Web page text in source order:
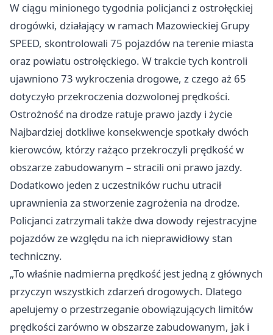
W ciągu minionego tygodnia policjanci z ostrołęckiej
drogówki, działający w ramach Mazowieckiej Grupy
SPEED, skontrolowali 75 pojazdów na terenie miasta
oraz powiatu ostrołęckiego. W trakcie tych kontroli
ujawniono 73 wykroczenia drogowe, z czego aż 65
dotyczyło przekroczenia dozwolonej prędkości.
Ostrożność na drodze ratuje prawo jazdy i życie
Najbardziej dotkliwe konsekwencje spotkały dwóch
kierowców, którzy rażąco przekroczyli prędkość w
obszarze zabudowanym – stracili oni prawo jazdy.
Dodatkowo jeden z uczestników ruchu utracił
uprawnienia za stworzenie zagrożenia na drodze.
Policjanci zatrzymali także dwa dowody rejestracyjne
pojazdów ze względu na ich nieprawidłowy stan
techniczny.
„To właśnie nadmierna prędkość jest jedną z głównych
przyczyn wszystkich zdarzeń drogowych. Dlatego
apelujemy o przestrzeganie obowiązujących limitów
prędkości zarówno w obszarze zabudowanym, jak i